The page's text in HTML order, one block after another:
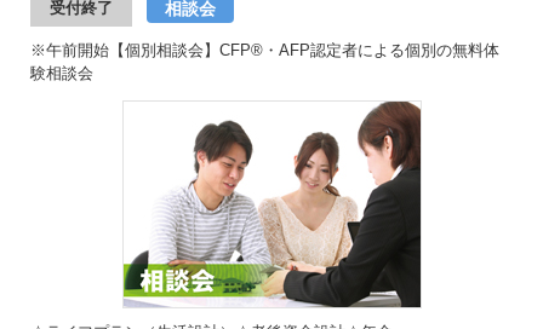
受付終了 相談会
※午前開始【個別相談会】CFP®・AFP認定者による個別の無料体
験相談会